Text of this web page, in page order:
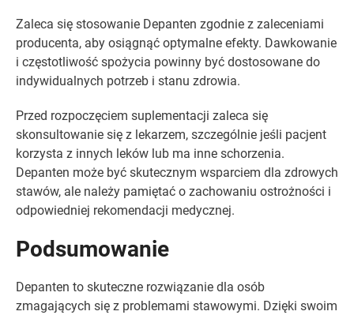
Zaleca się stosowanie Depanten zgodnie z zaleceniami
producenta, aby osiągnąć optymalne efekty. Dawkowanie
i częstotliwość spożycia powinny być dostosowane do
indywidualnych potrzeb i stanu zdrowia.
Przed rozpoczęciem suplementacji zaleca się
skonsultowanie się z lekarzem, szczególnie jeśli pacjent
korzysta z innych leków lub ma inne schorzenia.
Depanten może być skutecznym wsparciem dla zdrowych
stawów, ale należy pamiętać o zachowaniu ostrożności i
odpowiedniej rekomendacji medycznej.
Podsumowanie
Depanten to skuteczne rozwiązanie dla osób
zmagających się z problemami stawowymi. Dzięki swoim